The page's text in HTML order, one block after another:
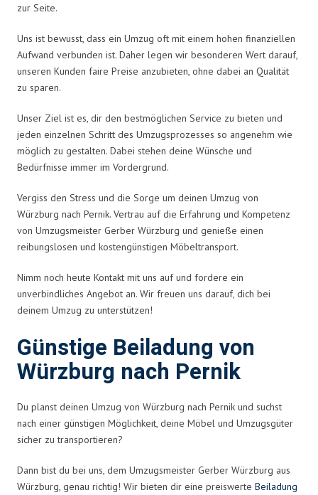
zur Seite.
Uns ist bewusst, dass ein Umzug oft mit einem hohen finanziellen
Aufwand verbunden ist. Daher legen wir besonderen Wert darauf,
unseren Kunden faire Preise anzubieten, ohne dabei an Qualität
zu sparen.
Unser Ziel ist es, dir den bestmöglichen Service zu bieten und
jeden einzelnen Schritt des Umzugsprozesses so angenehm wie
möglich zu gestalten. Dabei stehen deine Wünsche und
Bedürfnisse immer im Vordergrund.
Vergiss den Stress und die Sorge um deinen Umzug von
Würzburg nach Pernik. Vertrau auf die Erfahrung und Kompetenz
von Umzugsmeister Gerber Würzburg und genieße einen
reibungslosen und kostengünstigen Möbeltransport.
Nimm noch heute Kontakt mit uns auf und fordere ein
unverbindliches Angebot an. Wir freuen uns darauf, dich bei
deinem Umzug zu unterstützen!
Günstige Beiladung von
Würzburg nach Pernik
Du planst deinen Umzug von Würzburg nach Pernik und suchst
nach einer günstigen Möglichkeit, deine Möbel und Umzugsgüter
sicher zu transportieren?
Dann bist du bei uns, dem Umzugsmeister Gerber Würzburg aus
Würzburg, genau richtig! Wir bieten dir eine preiswerte Beiladung